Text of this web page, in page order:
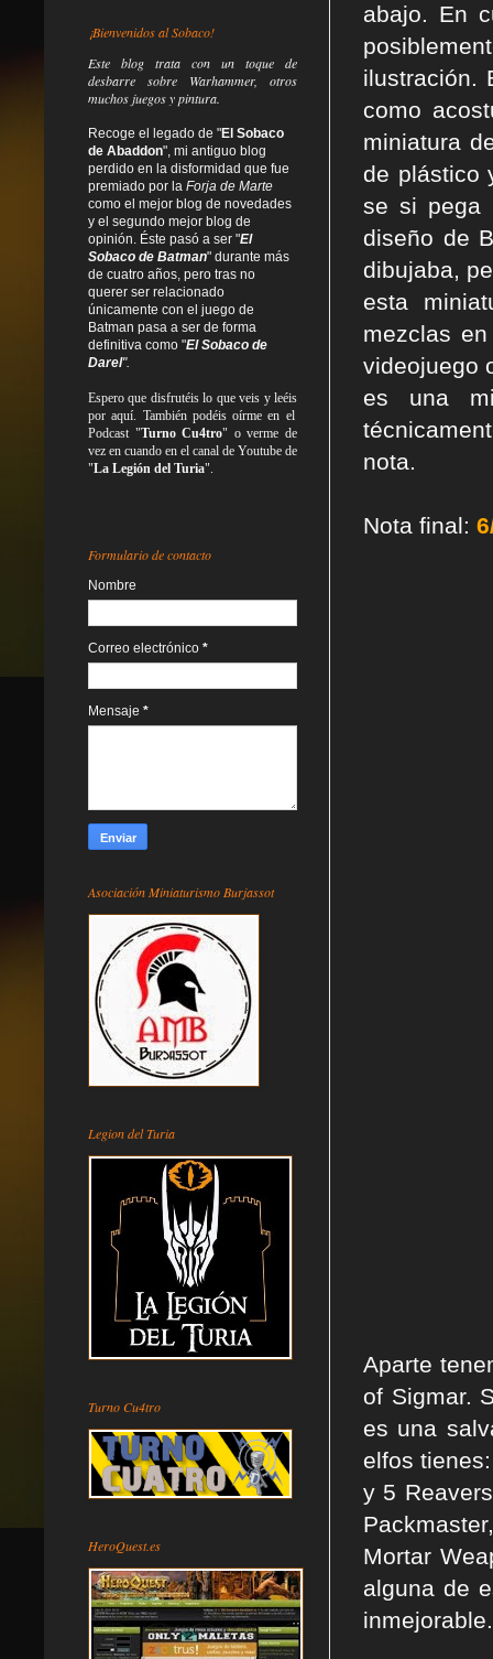
abajo. En
ilustración.
como
miniatura
de plástico
se si pega
diseño de
dibujaba,
esta
mezclas
videojuego
es una
nota.
Nota final:
Aparte
of Sigmar.
es una
elfos
y 5
Mortar
alguna de
inmejorable.
¡Bienvenidos al Sobaco!
Este blog trata con un toque de
desbarre sobre Warhammer, otros
muchos juegos y pintura.
Recoge el legado de "El Sobaco
de Abaddon", mi antiguo blog
perdido en la disformidad que fue
premiado por la Forja de Marte
como el mejor blog de novedades
y el segundo mejor blog de
opinión. Éste pasó a ser "El
Sobaco de Batman" durante más
de cuatro años, pero tras no
querer ser relacionado
únicamente con el juego de
Batman pasa a ser de forma
definitiva como "El Sobaco de
Darel".
Espero que disfrutéis lo queveis yleéis
por aquí. También podéis oírme en el
Podcast "Turno Cu4tro" o verme de
vez en cuando en el canal de Youtube de
"La Legión del Turia".
Formulario de contacto
Nombre
Correo electrónico *
Mensaje *
Asociación Miniaturismo Burjassot
Legion del Turia
Turno Cu4tro
HeroQuest.es